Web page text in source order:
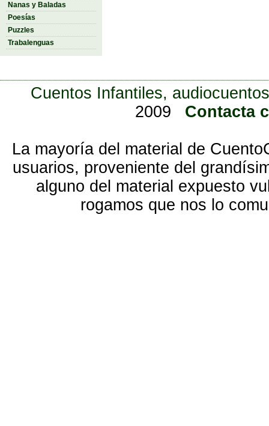
Nanas y Baladas
Poesías
Puzzles
Trabalenguas
Cuentos Infantiles,
2009
Contacta
La mayoría del material de
usuarios, proveniente del
alguno del material expuesto
rogamos que nos lo